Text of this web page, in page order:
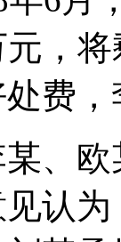
，
费
欧
认